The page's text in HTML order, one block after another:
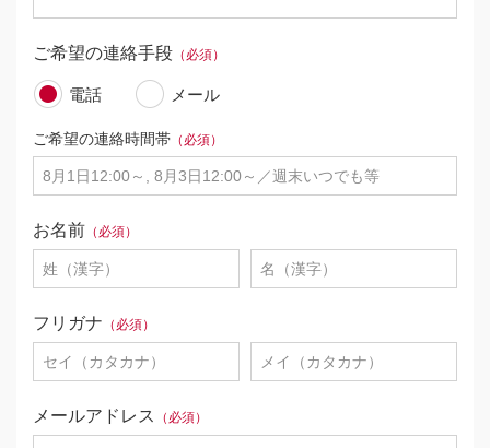
ご希望の連絡手段 （必須）
電話 メール
ご希望の連絡時間帯 （必須）
お名前 （必須）
フリガナ （必須）
メールアドレス （必須）